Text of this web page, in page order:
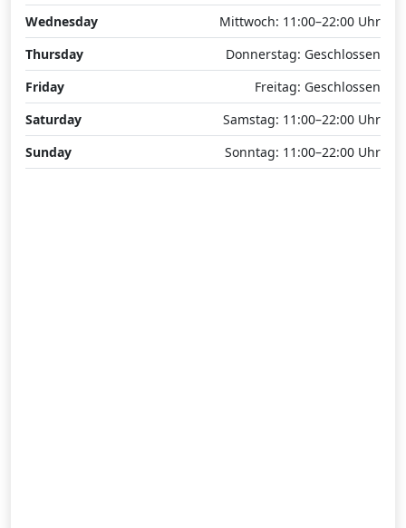
Wednesday
Mittwoch: 11:00–22:00 Uhr
Thursday
Donnerstag: Geschlossen
Friday
Freitag: Geschlossen
Saturday
Samstag: 11:00–22:00 Uhr
Sunday
Sonntag: 11:00–22:00 Uhr